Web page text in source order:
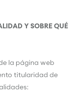
Y SOBRE QUÉ
la página web
titularidad de